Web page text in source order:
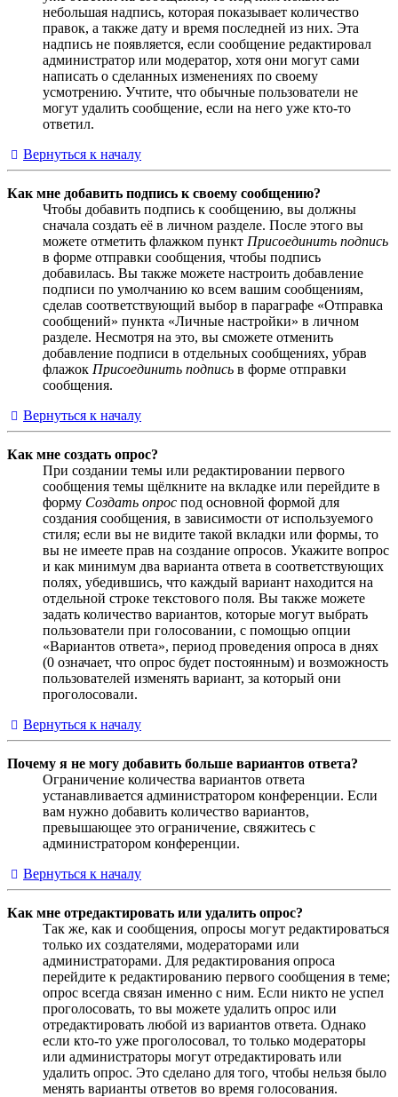
небольшая надпись, которая показывает количество
правок, а также дату и время последней из них. Эта
надпись не появляется, если сообщение редактировал
администратор или модератор, хотя они могут сами
написать о сделанных изменениях по своему
усмотрению. Учтите, что обычные пользователи не
могут удалить сообщение, если на него уже кто-то
ответил.
Вернуться к началу
Как мне добавить подпись к своему сообщению?
Чтобы добавить подпись к сообщению, вы должны
сначала создать её в личном разделе. После этого вы
можете отметить флажком пункт Присоединить подпись
в форме отправки сообщения, чтобы подпись
добавилась. Вы также можете настроить добавление
подписи по умолчанию ко всем вашим сообщениям,
сделав соответствующий выбор в параграфе «Отправка
сообщений» пункта «Личные настройки» в личном
разделе. Несмотря на это, вы сможете отменить
добавление подписи в отдельных сообщениях, убрав
флажок Присоединить подпись в форме отправки
сообщения.
Вернуться к началу
Как мне создать опрос?
При создании темы или редактировании первого
сообщения темы щёлкните на вкладке или перейдите в
форму Создать опрос под основной формой для
создания сообщения, в зависимости от используемого
стиля; если вы не видите такой вкладки или формы, то
вы не имеете прав на создание опросов. Укажите вопрос
и как минимум два варианта ответа в соответствующих
полях, убедившись, что каждый вариант находится на
отдельной строке текстового поля. Вы также можете
задать количество вариантов, которые могут выбрать
пользователи при голосовании, с помощью опции
«Вариантов ответа», период проведения опроса в днях
(0 означает, что опрос будет постоянным) и возможность
пользователей изменять вариант, за который они
проголосовали.
Вернуться к началу
Почему я не могу добавить больше вариантов ответа?
Ограничение количества вариантов ответа
устанавливается администратором конференции. Если
вам нужно добавить количество вариантов,
превышающее это ограничение, свяжитесь с
администратором конференции.
Вернуться к началу
Как мне отредактировать или удалить опрос?
Так же, как и сообщения, опросы могут редактироваться
только их создателями, модераторами или
администраторами. Для редактирования опроса
перейдите к редактированию первого сообщения в теме;
опрос всегда связан именно с ним. Если никто не успел
проголосовать, то вы можете удалить опрос или
отредактировать любой из вариантов ответа. Однако
если кто-то уже проголосовал, то только модераторы
или администраторы могут отредактировать или
удалить опрос. Это сделано для того, чтобы нельзя было
менять варианты ответов во время голосования.